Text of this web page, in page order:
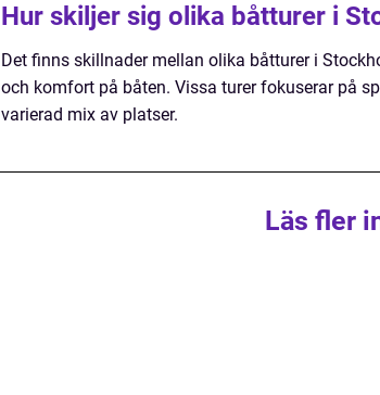
Hur skiljer sig olika båtturer i
Det finns skillnader mellan olika båtturer i
och komfort på båten. Vissa turer fokuserar på
varierad mix av platser.
Läs fler